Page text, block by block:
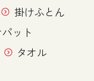
掛けふとん
ット
タオル